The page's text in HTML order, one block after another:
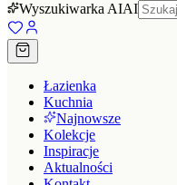
Wyszukiwarka AIAI
Łazienka
Kuchnia
Najnowsze
Kolekcje
Inspiracje
Aktualności